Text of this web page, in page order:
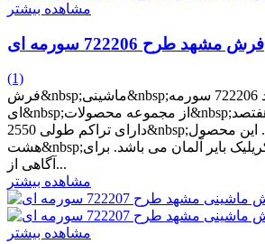
مشاهده بیشتر
فرش مشهد طرح 722206 سورمه ای
(1)
فرش&nbsp;ماشینی&nbsp;مشهد طرح کد 722206 سورمه
ای&nbsp;از مجموعه محصولات&nbsp;هفتصد&nbsp;شانه بوده که
دارای تراکم طولی 2550&nbsp;می باشد. این محصول
هشت&nbsp;رنگ بوده و 100% اکریلیک بایر آلمان می باشد. برای
آگاهی از...
مشاهده بیشتر
مشاهده بیشتر